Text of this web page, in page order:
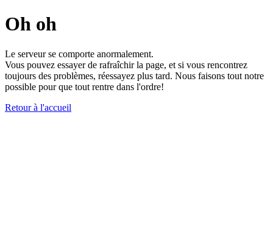
Oh oh
Le serveur se comporte anormalement.
Vous pouvez essayer de rafraîchir la page, et si vous rencontrez
toujours des problèmes, réessayez plus tard. Nous faisons tout notre
possible pour que tout rentre dans l'ordre!
Retour à l'accueil